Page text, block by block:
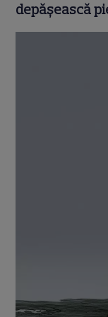
depășească